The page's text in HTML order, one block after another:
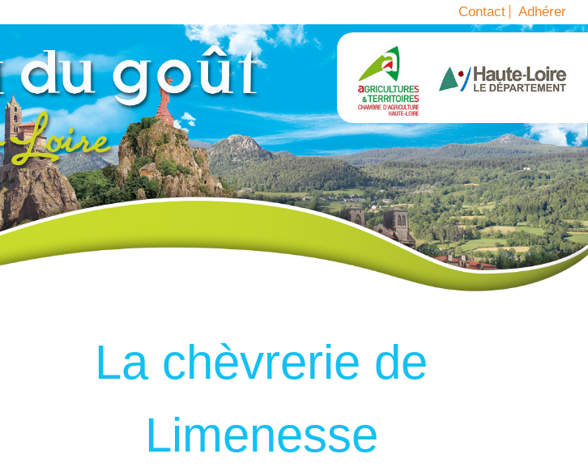
Contact Adhérer
La chèvrerie de
Limenesse